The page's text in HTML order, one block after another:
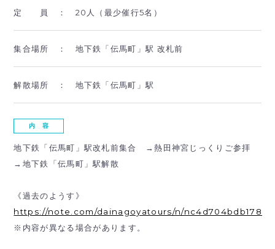
定 員 ： 20人（最少催行5名）
集合場所 ： 地下鉄「伝馬町」駅 改札前
解散場所 ： 地下鉄「伝馬町」駅
内 容
地下鉄「伝馬町」駅改札前集合 →熱田神宮じっくりご参拝
→地下鉄「伝馬町」駅解散
《過去のようす》
https://note.com/dainagoyatours/n/nc4d704bdb178
※内容が異なる場合があります。